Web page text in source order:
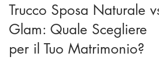
Adele Gangemi MUA
20 mar 2025
Tempo di lettura: 3 min
Trucco Sposa Naturale vs